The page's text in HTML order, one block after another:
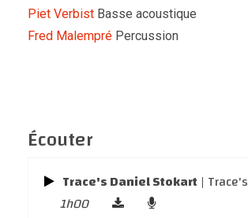
Piet Verbist Basse acoustique
Fred Malempré Percussion
Écouter
Trace's Daniel Stokart | Trace's
1h00